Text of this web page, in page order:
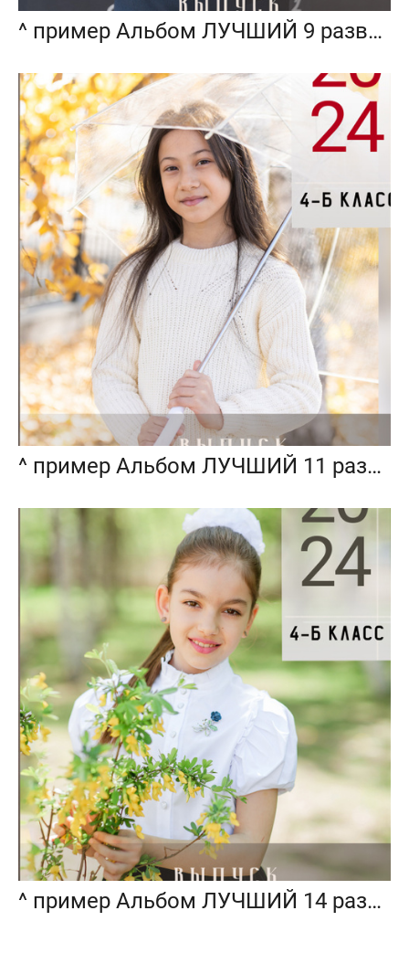
^ пример Альбом ЛУЧШИЙ 9 разворотов
^ пример Альбом ЛУЧШИЙ 11 разворотов
^ пример Альбом ЛУЧШИЙ 14 разворотов